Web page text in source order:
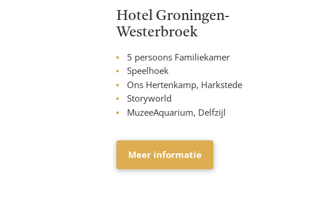
Hotel Groningen-
Westerbroek
5 persoons Familiekamer
Speelhoek
Ons Hertenkamp, Harkstede
Storyworld
MuzeeAquarium, Delfzijl
Meer informatie